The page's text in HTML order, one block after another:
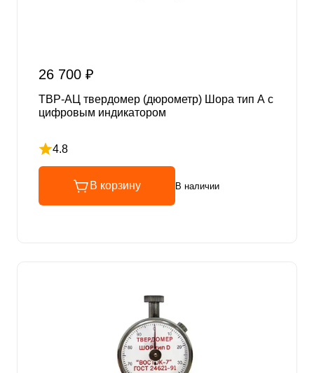
26 700 ₽
ТВР-AЦ твердомер (дюрометр) Шора тип А с
цифровым индикатором
4.8
Рейтинг 4.8 из 5
В корзину В наличии